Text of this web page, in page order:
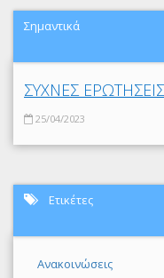
Σημαντικά
ΣΥΧΝΕΣ
25/04/2023
Ετικέτες
Ανακοινώσεις